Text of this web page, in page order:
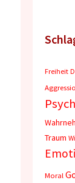
Freiheit
Traum
Moral